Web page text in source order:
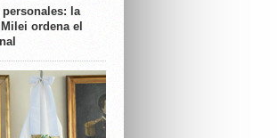
la
ordena el